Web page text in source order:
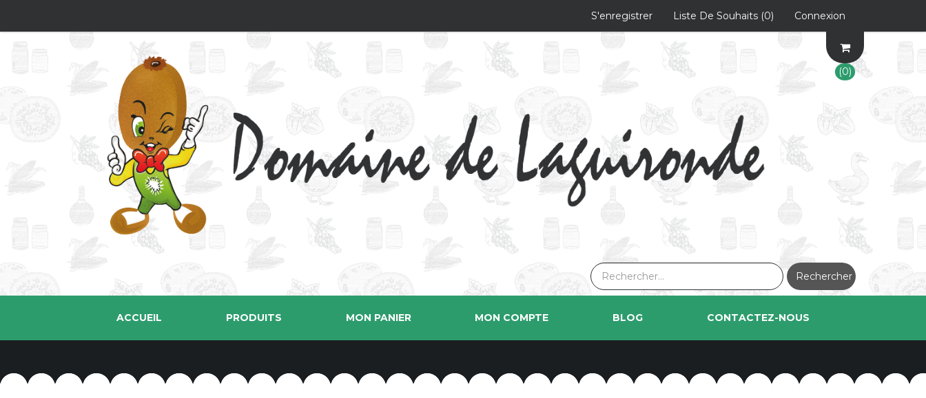
S'enregistrer Liste De Souhaits (0) Connexion
(0)
Rechercher
ACCUEIL PRODUITS MON PANIER MON COMPTE BLOG CONTACTEZ-NOUS